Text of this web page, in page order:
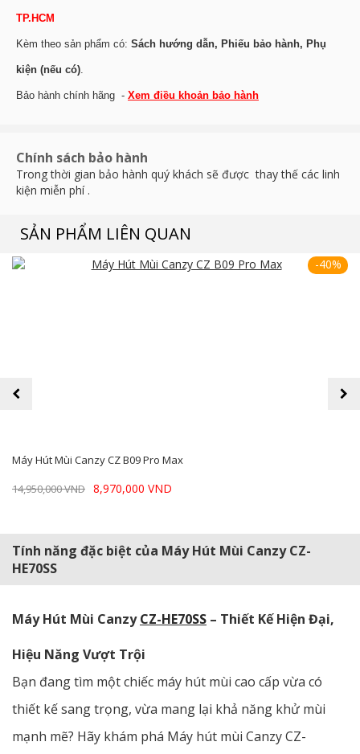
TP.HCM
Kèm theo sản phẩm có: Sách hướng dẫn, Phiếu bảo hành, Phụ
kiện (nếu có).
Bảo hành chính hãng - Xem điều khoản bảo hành
Chính sách bảo hành
Trong thời gian bảo hành quý khách sẽ được thay thế các linh
kiện miễn phí .
SẢN PHẨM LIÊN QUAN
-40%
Máy Hút Mùi Canzy CZ B09 Pro Max
14,950,000 VND 8,970,000 VND
prev next
Tính năng đặc biệt của Máy Hút Mùi Canzy CZ-
HE70SS
Máy Hút Mùi CanzyCZ-HE70SS – Thiết Kế Hiện Đại,
Hiệu Năng Vượt Trội
Bạn đang tìm một chiếc máy hút mùi cao cấp vừa có
thiết kế sang trọng, vừa mang lại khả năng khử mùi
mạnh mẽ? Hãy khám phá Máy hút mùi Canzy CZ-